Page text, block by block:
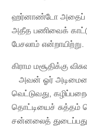
ஹர்னாண்டோ அதைப்
அதீத பணிவைக்
பேசலாம் என்றாயிற்று.
கிராம மசூதிக்கு
அவன் ஓர்
வெட்டுவது,
தொட்டியைச் சுத்தம்
சன்னலைத்